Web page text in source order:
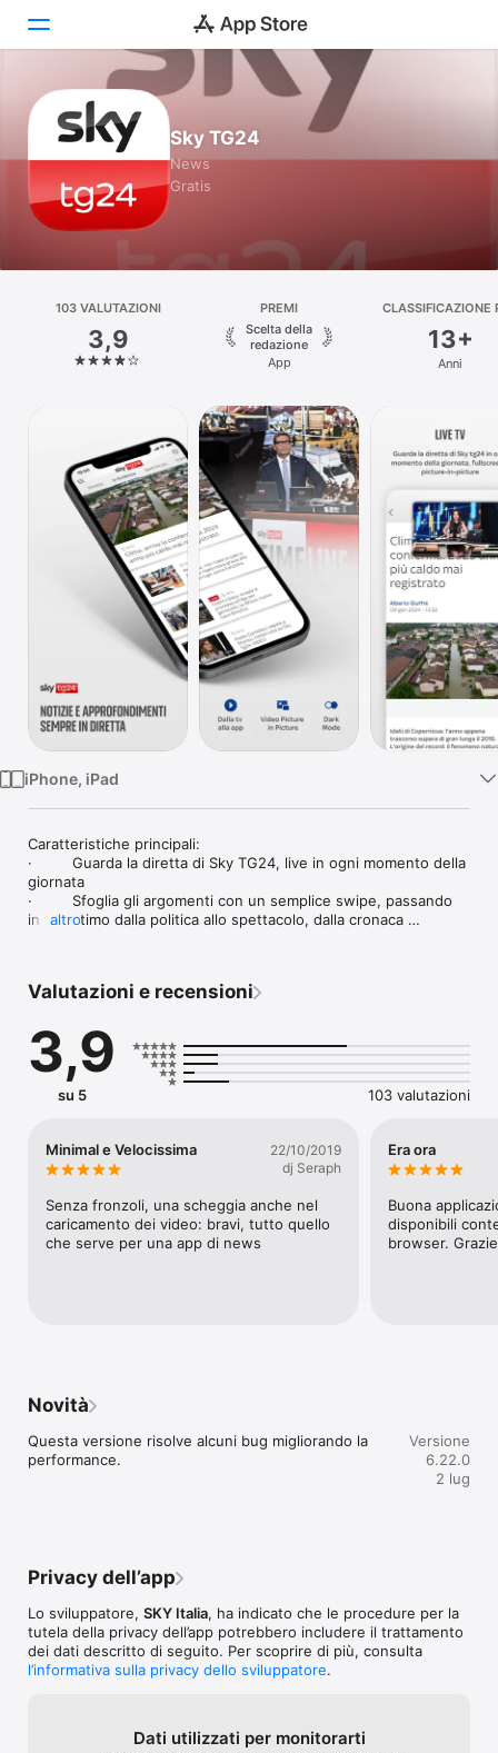
Oggi
Giochi
App
Piattaforma
iPhone
Watch
Sky TG24
News
Gratis
103 VALUTAZIONI
3,9
PREMI
Scelta della
redazione
App
CLASSIFICAZIONE
13+
Anni
iPhone, iPad
Caratteristiche principali:
·         Guarda la diretta di Sky TG24, live in ogni momento della
giornata
·         Sfoglia gli argomenti con un semplice swipe, passando
in un attimo dalla politica allo spettacolo, dalla cronaca
qualsiasi momento nelle impostazioni
serie di argomenti:
o   In evidenza: le notizie più importanti del giorno raccontate
con dirette liveblog, video e immagini da non perdere
Le sezioni: Una selezione di news organizzate per temi: potrai
Dichiarazione di accessibilità:
https://static.sky.it/images/common/accessibilita/dichiarazione_
altro
Valutazioni e recensioni
3,9
su 5 103 valutazioni
Minimal e Velocissima
22/10/2019
dj Seraph
Senza fronzoli, una scheggia anche nel
caricamento dei video: bravi, tutto quello
che serve per una app di news
Era ora
Buona
disponibili
browser.
Novità
Questa versione risolve alcuni bug migliorando la
performance.
Versione
6.22.0
2 lug
Privacy dell’app
Lo sviluppatore, SKY Italia, ha indicato che le procedure per la
tutela della privacy dell’app potrebbero includere il trattamento
dei dati descritto di seguito. Per scoprire di più, consulta
l’informativa sulla privacy dello sviluppatore.
Dati utilizzati per monitorarti